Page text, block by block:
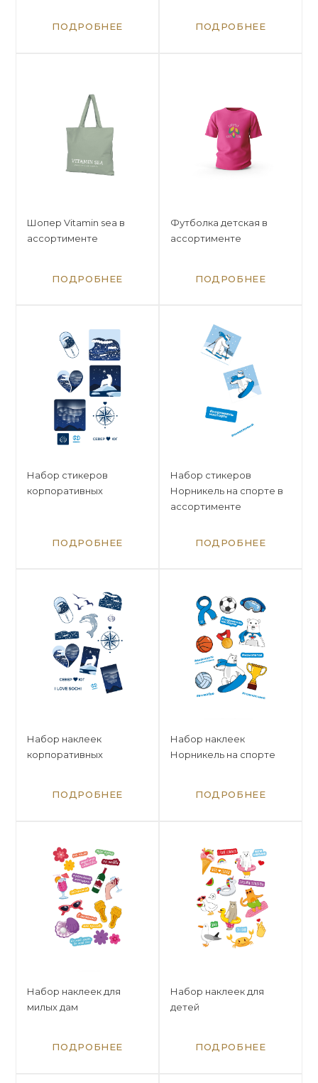
ПОДРОБНЕЕ ПОДРОБНЕЕ
Шопер Vitamin sea в
ассортименте
ПОДРОБНЕЕ
Футболка детская в
ассортименте
ПОДРОБНЕЕ
Набор стикеров
корпоративных
ПОДРОБНЕЕ
Набор стикеров
Норникель на спорте в
ассортименте
ПОДРОБНЕЕ
Набор наклеек
корпоративных
ПОДРОБНЕЕ
Набор наклеек
Норникель на спорте
ПОДРОБНЕЕ
Набор наклеек для
милых дам
ПОДРОБНЕЕ
Набор наклеек для
детей
ПОДРОБНЕЕ